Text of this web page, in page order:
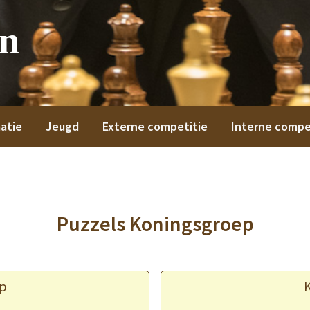
Jeugd Externe competitie Interne
Puzzels Koningsgroep